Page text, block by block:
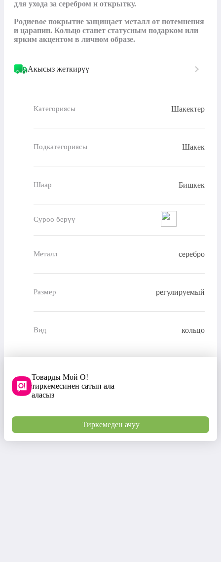
для ухода за серебром и открытку.
Родиевое покрытие защищает металл от потемнения
и царапин. Кольцо станет статусным подарком или
ярким акцентом в личном образе.
Акысыз жеткирүү
Категориясы Шакектер
Подкатегориясы Шакек
Шаар Бишкек
Суроо берүү
Металл серебро
Размер регулируемый
Вид кольцо
Товарды Мой О!
тиркемесинен сатып ала
аласыз
Тиркемеден ачуу